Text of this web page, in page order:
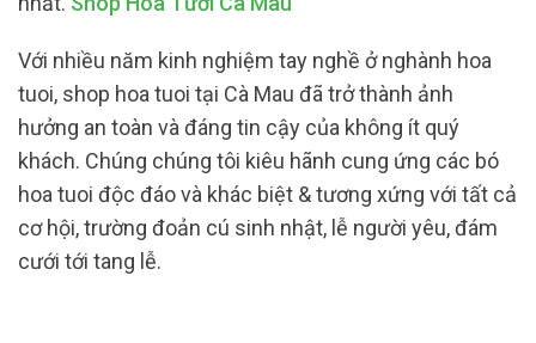
Với nhiều năm kinh nghiệm tay nghề ở nghành hoa
tuoi, shop hoa tuoi tại Cà Mau đã trở thành ảnh
hưởng an toàn và đáng tin cậy của không ít quý
khách. Chúng chúng tôi kiêu hãnh cung ứng các bó
hoa tuoi độc đáo và khác biệt & tương xứng với tất cả
cơ hội, trường đoản cú sinh nhật, lễ người yêu, đám
cưới tới tang lễ.